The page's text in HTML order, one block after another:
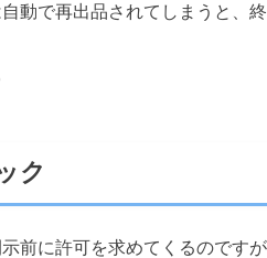
動で再出品されてしまうと、
ク
前に許可を求めてくるのですが